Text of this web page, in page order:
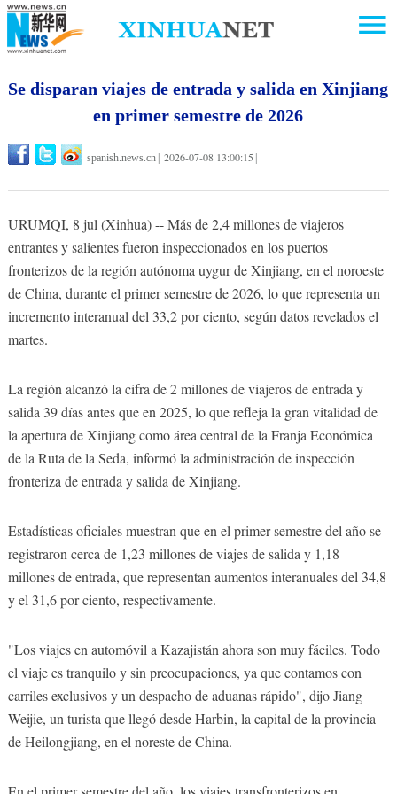
Se disparan viajes de entrada y salida en Xinjiang
en primer semestre de 2026
spanish.news.cn 2026-07-08 13:00:15
URUMQI, 8 jul (Xinhua) -- Más de 2,4 millones de viajeros
entrantes y salientes fueron inspeccionados en los puertos
fronterizos de la región autónoma uygur de Xinjiang, en el noroeste
de China, durante el primer semestre de 2026, lo que representa un
incremento interanual del 33,2 por ciento, según datos revelados el
martes.
La región alcanzó la cifra de 2 millones de viajeros de entrada y
salida 39 días antes que en 2025, lo que refleja la gran vitalidad de
la apertura de Xinjiang como área central de la Franja Económica
de la Ruta de la Seda, informó la administración de inspección
fronteriza de entrada y salida de Xinjiang.
Estadísticas oficiales muestran que en el primer semestre del año se
registraron cerca de 1,23 millones de viajes de salida y 1,18
millones de entrada, que representan aumentos interanuales del 34,8
y el 31,6 por ciento, respectivamente.
"Los viajes en automóvil a Kazajistán ahora son muy fáciles. Todo
el viaje es tranquilo y sin preocupaciones, ya que contamos con
carriles exclusivos y un despacho de aduanas rápido", dijo Jiang
Weijie, un turista que llegó desde Harbin, la capital de la provincia
de Heilongjiang, en el noreste de China.